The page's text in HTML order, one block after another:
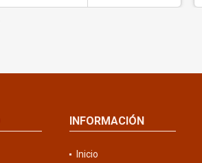
INFORMACIÓN
Inicio